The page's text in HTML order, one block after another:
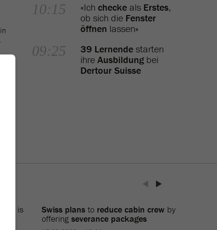
10:15 «Ich checke als Erstes,
ob sich die Fenster
öffnen lassen»
09:25 39 Lernende starten
ihre Ausbildungbei
Dertour Suisse
is
Swiss plans to reduce cabin crew by
offering severance packages